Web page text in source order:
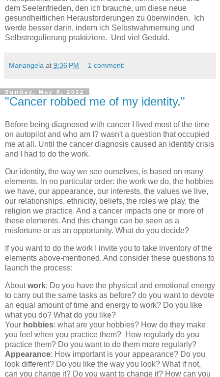
dem Seelenfrieden, den ich brauche, um diese neue
gesundheitlichen Herausforderungen zu überwinden. Ich
werde besser darin, indem ich Selbstwahrnemung und
Selbstregulierung praktiziere. Und viel Geduld.
Mariangela at 9:36 PM 1 comment:
Sunday, May 8, 2022
"Cancer robbed me of my identity."
Before being diagnosed with cancer I lived most of the time
on autopilot and who am I? wasn't a question that occupied
me at all. Until the cancer diagnosis caused an identity crisis
and I had to do the work.
Our identity, the way we see ourselves, is based on many
elements. In no particular order: the work we do, the hobbies
we have, our appearance, our interests, the values we live,
our relationships, ethnicity, beliefs, the roles we play, the
religion we practice. And a cancer impacts one or more of
these elements. And this change can be seen as a
misfortune or as an opportunity. What do you decide?
If you want to do the work I invite you to take inventory of the
elements above-mentioned. And consider these questions to
launch the process:
Aboutwork: Do you have the physical and emotional energy
to carry out the same tasks as before? do you want to devote
an equal amount of time and energy to work? Do you like
what you do? What do you like?
Your hobbies: what are your hobbies? How do they make
you feel when you practice them? How regularly do you
practice them? Do you want to do them more regularly?
Appearance: How important is your appearance? Do you
look different? Do you like the way you look? What if not,
can you change it? Do you want to change it? How can you